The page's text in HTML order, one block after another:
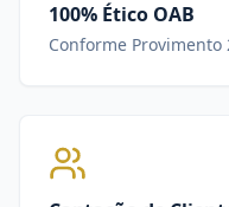
100% Ético OAB
Conforme Provimento